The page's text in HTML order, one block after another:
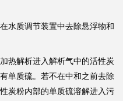
质调节装置中去除悬浮物和
解析进入解析气中的活性炭
单质硫。若不在中和之前去除
炭粉内部的单质硫溶解进入污